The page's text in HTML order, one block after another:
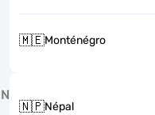
🇲🇪Monténégro
N
🇳🇵Népal